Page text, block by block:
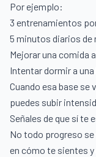
Por ejemplo:
3 entrenamientos
5 minutos diarios
Mejorar una comida
Intentar dormir a
Cuando esa base se
puedes subir
Señales de que sí te
No todo progreso
en cómo te sientes